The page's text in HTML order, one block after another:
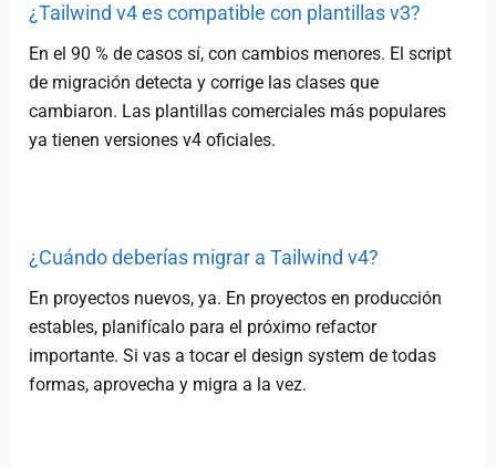
¿Tailwind v4 es compatible con plantillas v3?
En el 90 % de casos sí, con cambios menores. El script
de migración detecta y corrige las clases que
cambiaron. Las plantillas comerciales más populares
ya tienen versiones v4 oficiales.
¿Cuándo deberías migrar a Tailwind v4?
En proyectos nuevos, ya. En proyectos en producción
estables, planifícalo para el próximo refactor
importante. Si vas a tocar el design system de todas
formas, aprovecha y migra a la vez.